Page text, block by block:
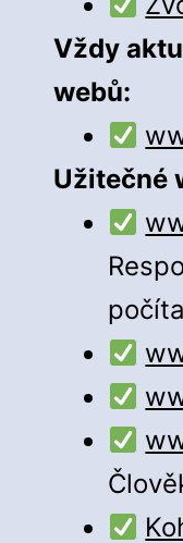
Vždy
webů:
Užitečné